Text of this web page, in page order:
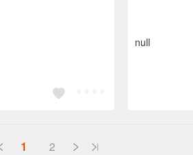
null
1 2